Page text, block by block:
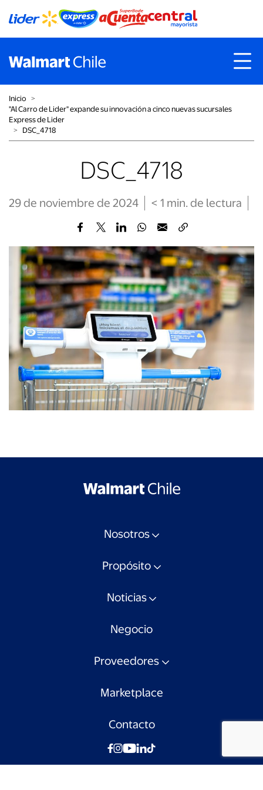
Inicio ˃
"Al Carro de Lider" expande su innovación a cinco nuevas sucursales
Express de Lider
˃
DSC_4718
DSC_4718
29 de noviembre de 2024 < 1 min. de lectura
Nosotros
Propósito
Noticias
Negocio
Proveedores
Marketplace
Contacto